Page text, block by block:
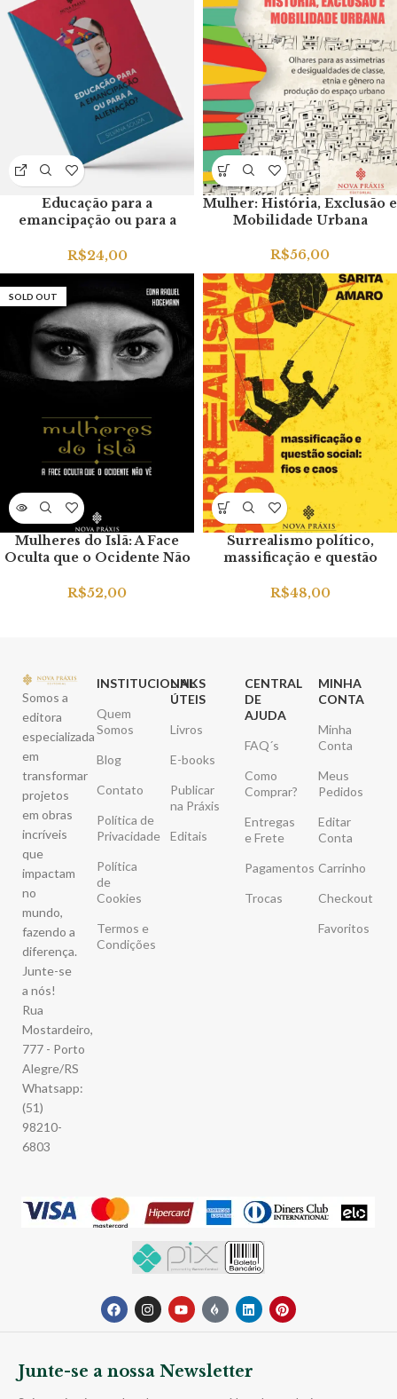
Educação para a
emancipação ou para a
R$24,00
Mulher: História, Exclusão e
Mobilidade Urbana
R$56,00
SOLD OUT
Mulheres do Islã: A Face
Oculta que o Ocidente Não
R$52,00
Surrealismo político,
massificação e questão
R$48,00
Somos a
editora
especializada
em
transformar
projetos
em obras
incríveis
que
impactam
no
mundo,
fazendo a
diferença.
Junte-se
a nós!
Rua
Mostardeiro,
777 - Porto
Alegre/RS
Whatsapp:
(51)
98210-
6803
INSTITUCIONAL
Quem
Somos
Blog
Contato
Política de
Privacidade
Política
de
Cookies
Termos e
Condições
LINKS
ÚTEIS
Livros
E-books
Publicar
na Práxis
Editais
CENTRAL
DE
AJUDA
FAQ´s
Como
Comprar?
Entregas
e Frete
Pagamentos
Trocas
MINHA
CONTA
Minha
Conta
Meus
Pedidos
Editar
Conta
Carrinho
Checkout
Favoritos
Junte-se a nossa Newsletter